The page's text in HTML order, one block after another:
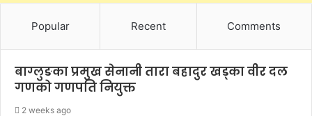
Popular Recent Comments
बाग्लुङका प्रमुख सेनानी तारा बहादुर खड्का वीर दल
गणको गणपति नियुक्त
2 weeks ago